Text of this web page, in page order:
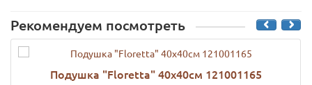
Рекомендуем посмотреть
Подушка "Floretta" 40х40см 121001165